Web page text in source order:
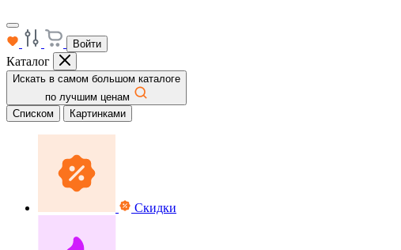
Войти
Каталог
Искать в самом большом каталоге
по лучшим ценам
Списком
Картинками
Скидки